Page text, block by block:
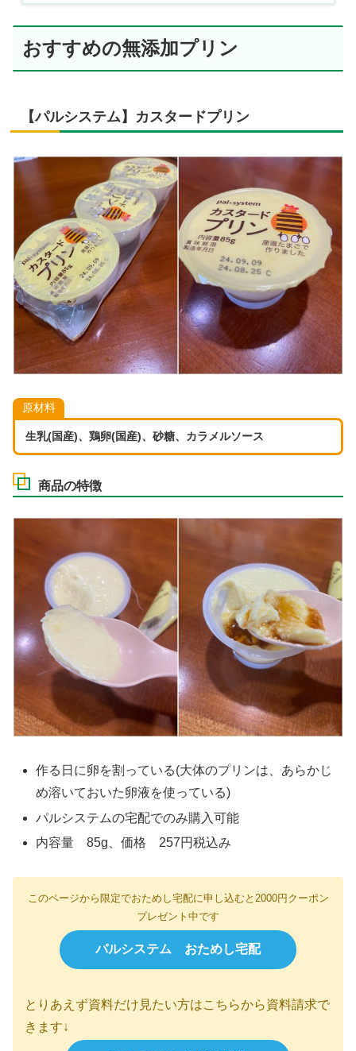
おすすめの無添加プリン
【パルシステム】カスタードプリン
原材料
生乳(国産)、鶏卵(国産)、砂糖、カラメルソース
商品の特徴
作る日に卵を割っている(大体のプリンは、あらかじ
め溶いておいた卵液を使っている)
パルシステムの宅配でのみ購入可能
内容量 85g、価格 257円税込み
このページから限定でおためし宅配に申し込むと2000円クーポン
プレゼント中です
パルシステム おためし宅配
とりあえず資料だけ見たい方はこちらから資料請求で
きます↓